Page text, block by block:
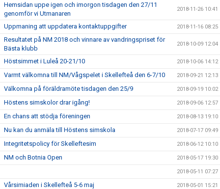
Hemsidan uppe igen och imorgon tisdagen den 27/11
genomför vi Utmanaren
2018-11-26 10:41
Uppmaning att uppdatera kontaktuppgifter 2018-11-16 08:25
Resultatet på NM 2018 och vinnare av vandringspriset för
Bästa klubb
2018-10-09 12:04
Höstsimmet i Luleå 20-21/10 2018-10-06 14:12
Varmt välkomna till NM/Vågspelet i Skellefteå den 6-7/10 2018-09-21 12:13
Välkomna på föräldramöte tisdagen den 25/9 2018-09-19 10:02
Höstens simskolor drar igång! 2018-09-06 12:57
En chans att stödja föreningen 2018-08-13 19:10
Nu kan du anmäla till Höstens simskola 2018-07-17 09:49
Integritetspolicy för Skelleftesim 2018-06-12 10:10
NM och Botnia Open 2018-05-17 19:30
2018-05-11 07:27
Vårsimiaden i Skellefteå 5-6 maj 2018-05-01 15:21